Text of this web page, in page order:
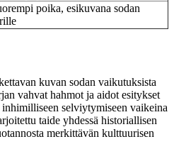
poika, esikuvana sodan
kuvan sodan vaikutuksista
vahvat hahmot ja aidot esitykset
selviytymiseen vaikeina
taide yhdessä historiallisen
merkittävän kulttuurisen